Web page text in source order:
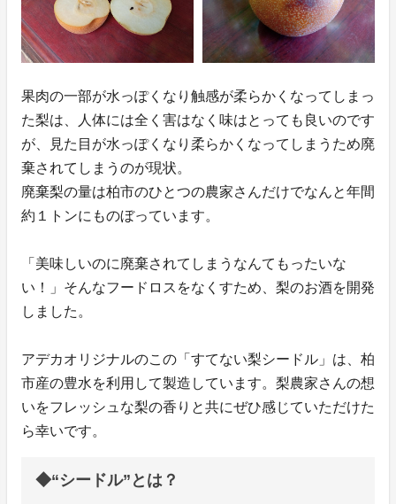
果肉の一部が水っぽくなり触感が柔らかくなってしまっ
た梨は、人体には全く害はなく味はとっても良いのです
が、見た目が水っぽくなり柔らかくなってしまうため廃
棄されてしまうのが現状。
廃棄梨の量は柏市のひとつの農家さんだけでなんと年間
約１トンにものぼっています。
「美味しいのに廃棄されてしまうなんてもったいな
い！」そんなフードロスをなくすため、梨のお酒を開発
しました。
アデカオリジナルのこの「すてない梨シードル」は、柏
市産の豊水を利用して製造しています。梨農家さんの想
いをフレッシュな梨の香りと共にぜひ感じていただけた
ら幸いです。
◆“シードル”とは？